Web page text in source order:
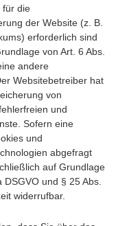
für die
der Website (z. B.
erforderlich sind
von Art. 6 Abs.
andere
Websitebetreiber hat
von
und
Sofern eine
und
abgefragt
auf Grundlage
und § 25 Abs.
widerrufbar.